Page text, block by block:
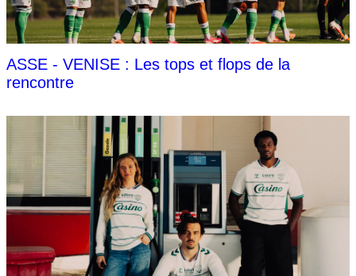
ASSE - VENISE : Les tops et flops de la
rencontre